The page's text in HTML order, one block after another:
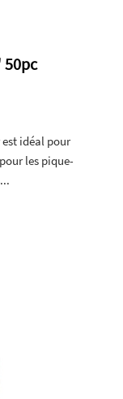
50pc
idéal pour
les pique-